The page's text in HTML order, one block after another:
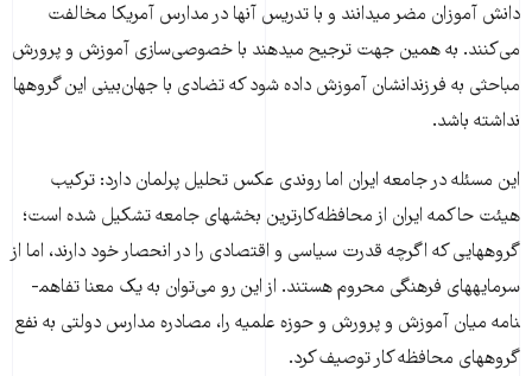
دانش آموزان مضر می­دانند و با تدریس آنها در مدارس آمریکا مخالفت
می‌کنند. به همین جهت ترجیح می­دهند با خصوصی‌سازی آموزش و پرورش
مباحثی به فرزندان­شان آموزش داده شود که تضادی با جهان‌بینی این گروه­ها
نداشته باشد.
این مسئله در جامعه ایران اما روندی عکس تحلیل پرلمان دارد: ترکیب
هیئت حاکمه ایران از محافظه‌کارترین بخش­های جامعه تشکیل شده است؛
گروه­هایی که اگرچه قدرت سیاسی و اقتصادی را در انحصار خود دارند، اما از
سرمایه­های فرهنگی محروم هستند. از این رو می‌توان به یک معنا تفاهم­
نامه میان آموزش و پرورش و حوزه علمیه را، مصادره مدارس دولتی به نفع
گروه­های محافظه کار توصیف کرد.